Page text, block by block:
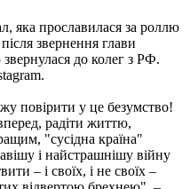
яка прославилася за роллю
звернення глави
до колег з РФ.
повірити у це безумство!
радіти життю,
"сусідна країна"
і найстрашнішу війну
– і своїх, і не своїх –